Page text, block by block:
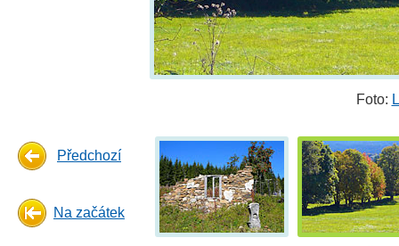
Foto:
Předchozí
Na začátek